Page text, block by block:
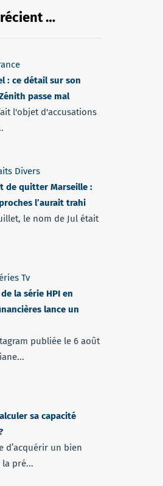
…
: ce détail sur son
passe mal
l'objet d'accusations
Divers
de quitter Marseille :
l’aurait trahi
le nom de Jul était
Tv
la série HPI en
lance un
publiée le 6 août
sa capacité
d’acquérir un bien
la pré...